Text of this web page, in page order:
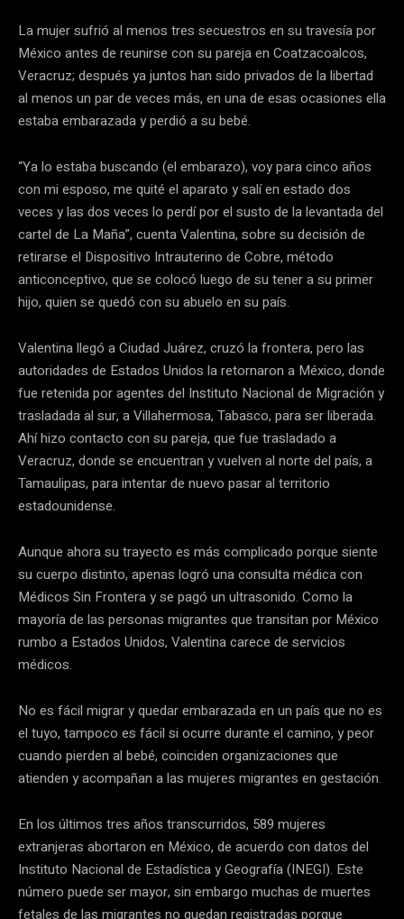
La mujer sufrió al menos tres secuestros en su travesía por
México antes de reunirse con su pareja en Coatzacoalcos,
Veracruz; después ya juntos han sido privados de la libertad
al menos un par de veces más, en una de esas ocasiones ella
estaba embarazada y perdió a su bebé.
“Ya lo estaba buscando (el embarazo), voy para cinco años
con mi esposo, me quité el aparato y salí en estado dos
veces y las dos veces lo perdí por el susto de la levantada del
cartel de La Maña”, cuenta Valentina, sobre su decisión de
retirarse el Dispositivo Intrauterino de Cobre, método
anticonceptivo, que se colocó luego de su tener a su primer
hijo, quien se quedó con su abuelo en su país.
Valentina llegó a Ciudad Juárez, cruzó la frontera, pero las
autoridades de Estados Unidos la retornaron a México, donde
fue retenida por agentes del Instituto Nacional de Migración y
trasladada al sur, a Villahermosa, Tabasco, para ser liberada.
Ahí hizo contacto con su pareja, que fue trasladado a
Veracruz, donde se encuentran y vuelven al norte del país, a
Tamaulipas, para intentar de nuevo pasar al territorio
estadounidense.
Aunque ahora su trayecto es más complicado porque siente
su cuerpo distinto, apenas logró una consulta médica con
Médicos Sin Frontera y se pagó un ultrasonido. Como la
mayoría de las personas migrantes que transitan por México
rumbo a Estados Unidos, Valentina carece de servicios
médicos.
No es fácil migrar y quedar embarazada en un país que no es
el tuyo, tampoco es fácil si ocurre durante el camino, y peor
cuando pierden al bebé, coinciden organizaciones que
atienden y acompañan a las mujeres migrantes en gestación.
En los últimos tres años transcurridos, 589 mujeres
extranjeras abortaron en México, de acuerdo con datos del
Instituto Nacional de Estadística y Geografía (INEGI). Este
número puede ser mayor, sin embargo muchas de muertes
fetales de las migrantes no quedan registradas porque